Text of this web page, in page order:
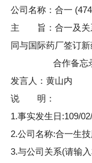
公司名称：合一
主 旨：合一及关
同与国际药厂签订
合作备忘
发言人：黄山内
说 明：
1.事实发生日:109/
2.公司名称:合一生
3.与公司关系(请输